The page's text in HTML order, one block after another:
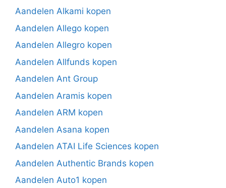
Aandelen Alkami kopen
Aandelen Allego kopen
Aandelen Allegro kopen
Aandelen Allfunds kopen
Aandelen Ant Group
Aandelen Aramis kopen
Aandelen ARM kopen
Aandelen Asana kopen
Aandelen ATAI Life Sciences kopen
Aandelen Authentic Brands kopen
Aandelen Auto1 kopen